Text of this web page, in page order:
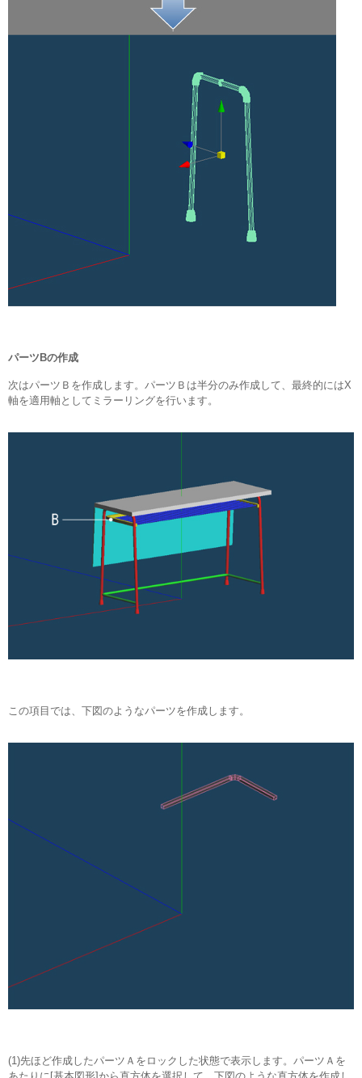
パーツBの作成
次はパーツＢを作成します。パーツＢは半分のみ作成して、最終的にはX
軸を適用軸としてミラーリングを行います。
この項目では、下図のようなパーツを作成します。
(1)先ほど作成したパーツＡをロックした状態で表示します。パーツＡを